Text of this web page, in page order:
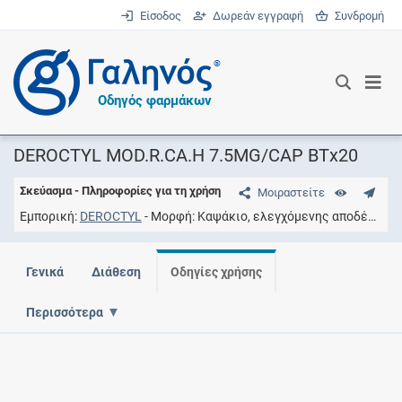
Είσοδος Δωρεάν εγγραφή Συνδρομή
®
Οδηγός φαρμάκων
DEROCTYL MOD.R.CA.H 7.5MG/CAP ΒΤx20
Μοιραστείτε
Σκεύασμα - Πληροφορίες για τη χρήση
Εμπορική DEROCTYL Μορφή Καψάκιο, ελεγχόμενης αποδέσμευσης
Γενικά Διάθεση Οδηγίες χρήσης
Περισσότερα